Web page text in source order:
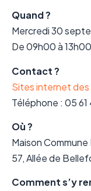
Quand ?
Mercredi 30
De 09h00 à 13h00
Contact ?
Sites internet des
Téléphone : 05 61
Où ?
Maison
57, Allée de
Comment s’y